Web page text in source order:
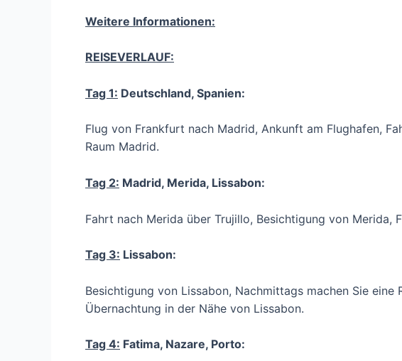
Weitere Informationen:
REISEVERLAUF:
Tag 1: Deutschland, Spanien:
Flug von Frankfurt nach Madrid, Ankunft am Flughafen,
Raum Madrid.
Tag 2: Madrid, Merida, Lissabon:
Fahrt nach Merida über Trujillo, Besichtigung von Merida,
Tag 3: Lissabon:
Besichtigung von Lissabon, Nachmittags machen Sie eine
Übernachtung in der Nähe von Lissabon.
Tag 4: Fatima, Nazare, Porto: